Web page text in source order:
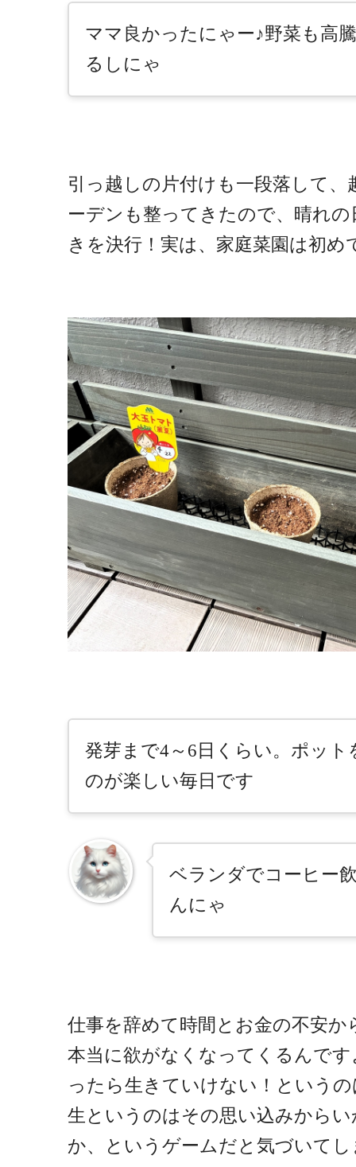
ママ良かったにゃー♪野菜も高
るしにゃ
引っ越しの片付けも一段落して、
ーデンも整ってきたので、晴れ
きを決行！実は、家庭菜園は初め
発芽まで4～6日くらい。ポット
のが楽しい毎日です
ベランダでコーヒー
んにゃ
仕事を辞めて時間とお金の不安か
本当に欲がなくなってくるんで
ったら生きていけない！という
生というのはその思い込みから
か、というゲームだと気づいて